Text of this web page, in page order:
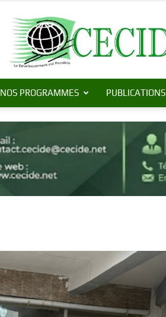
Centre
Commerce
NOS PROGRAMMES PUBLICATIONS